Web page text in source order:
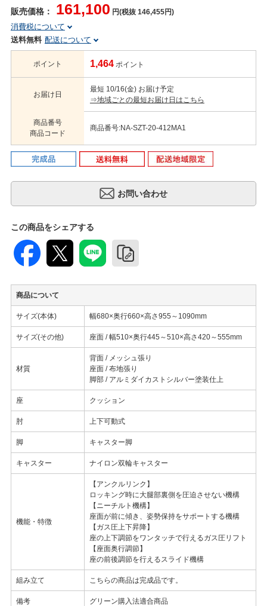
販売価格： 161,100 円(税抜 146,455円)
消費税について
送料無料 配送について
ポイント 1,464 ポイント
お届け日
最短 10/16(金) お届け予定
⇒地域ごとの最短お届け日はこちら
商品番号
商品コード
商品番号:NA-SZT-20-412MA1
この商品をシェアする
商品について
サイズ(本体) 幅680×奥行660×高さ955～1090mm
サイズ(その他) 座面 / 幅510×奥行445～510×高さ420～555mm
材質
背面 / メッシュ張り
座面 / 布地張り
脚部 / アルミダイカストシルバー塗装仕上
座 クッション
肘 上下可動式
脚 キャスター脚
キャスター ナイロン双輪キャスター
機能・特徴
【アンクルリンク】
ロッキング時に大腿部裏側を圧迫させない機構
【ニーチルト機構】
座面が前に傾き、姿勢保持をサポートする機構
【ガス圧上下昇降】
座の上下調節をワンタッチで行えるガス圧リフト
【座面奥行調節】
座の前後調節を行えるスライド機構
組み立て こちらの商品は完成品です。
備考 グリーン購入法適合商品